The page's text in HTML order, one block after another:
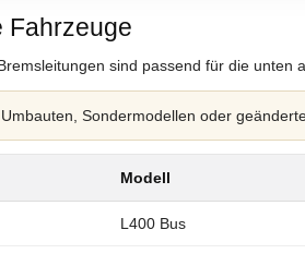
Fahrzeuge
sind passend für die
Sondermodellen oder
Modell
L400 Bus